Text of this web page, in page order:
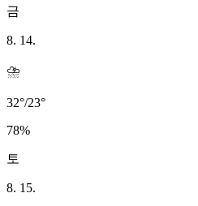
금
8. 14.
⛈️
32°/23°
78%
토
8. 15.